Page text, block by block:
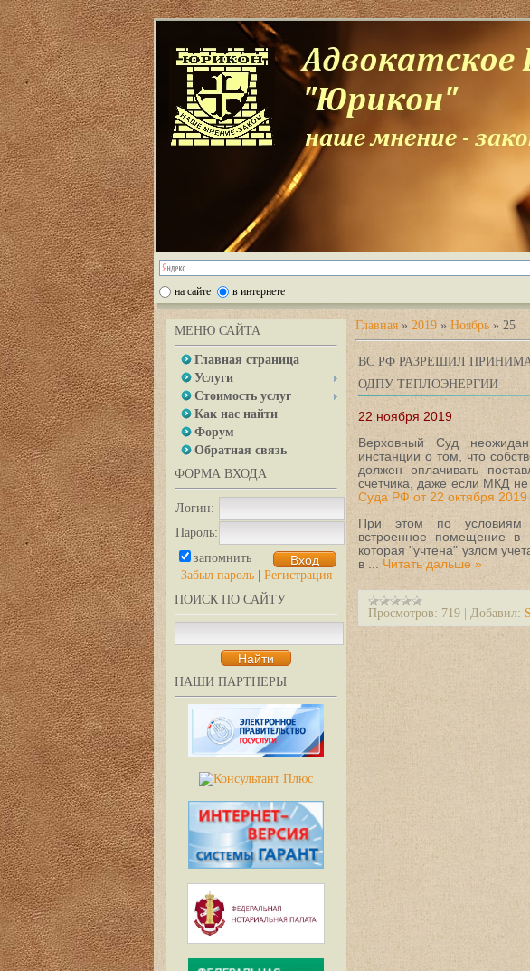
на сайте в интернете
МЕНЮ САЙТА
Главная страница
Услуги
Стоимость услуг
Как нас найти
Форум
Обратная связь
ФОРМА ВХОДА
Логин:
Пароль:
запомнить
Забыл пароль| Регистрация
ПОИСК ПО САЙТУ
НАШИ ПАРТНЕРЫ
Главная » 2019 » Ноябрь » 25
ВС РФ РАЗРЕШИЛ
ОДПУ ТЕПЛОЭНЕРГИИ
22 ноября 2019
Верховный Суд
инстанции о том, что
должен оплачивать
счетчика, даже если МКД
Суда РФ от 22 октября
При этом по условиям
встроенное помещение
которая "учтена" узлом
в
Читать дальше »
Просмотров: 719 Добавил: